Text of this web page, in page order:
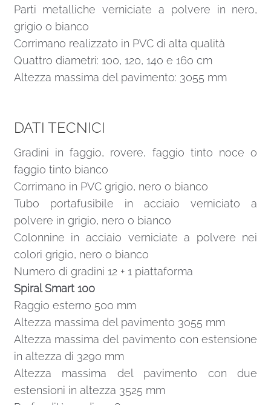
Parti metalliche verniciate a polvere in nero,
grigio o bianco
Corrimano realizzato in PVC di alta qualità
Quattro diametri: 100, 120, 140 e 160 cm
Altezza massima del pavimento: 3055 mm
DATI TECNICI
Gradini in faggio, rovere, faggio tinto noce o
faggio tinto bianco
Corrimano in PVC grigio, nero o bianco
Tubo portafusibile in acciaio verniciato a
polvere in grigio, nero o bianco
Colonnine in acciaio verniciate a polvere nei
colori grigio, nero o bianco
Numero di gradini 12 + 1 piattaforma
Spiral Smart 100
Raggio esterno 500 mm
Altezza massima del pavimento 3055 mm
Altezza massima del pavimento con estensione
in altezza di 3290 mm
Altezza massima del pavimento con due
estensioni in altezza 3525 mm